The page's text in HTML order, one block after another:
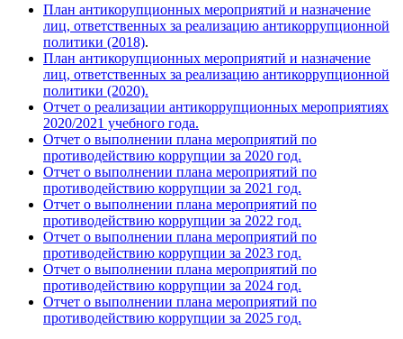
План антикорупционных мероприятий и назначение
лиц, ответственных за реализацию антикоррупционной
политики (2018).
План антикорупционных мероприятий и назначение
лиц, ответственных за реализацию антикоррупционной
политики (2020).
Отчет о реализации антикоррупционных мероприятиях
2020/2021 учебного года.
Отчет о выполнении плана мероприятий по
противодействию коррупции за 2020 год.
Отчет о выполнении плана мероприятий по
противодействию коррупции за 2021 год.
Отчет о выполнении плана мероприятий по
противодействию коррупции за 2022 год.
Отчет о выполнении плана мероприятий по
противодействию коррупции за 2023 год.
Отчет о выполнении плана мероприятий по
противодействию коррупции за 2024 год.
Отчет о выполнении плана мероприятий по
противодействию коррупции за 2025 год.